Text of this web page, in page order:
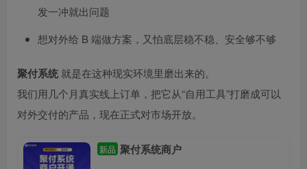
发一冲就出问题
想对外给 B 端做方案，又怕底层稳不稳、安全够不够
聚付系统 就是在这种现实环境里磨出来的。
我们用几个月真实线上订单，把它从“自用工具”打磨成可以
对外交付的产品，现在正式对市场开放。
新品 聚付系统商户